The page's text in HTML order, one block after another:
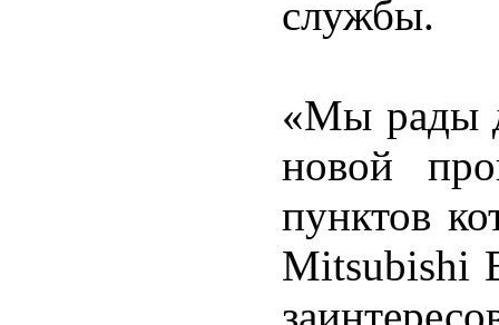
службы.
«Мы рады
новой
пунктов
Mitsubishi